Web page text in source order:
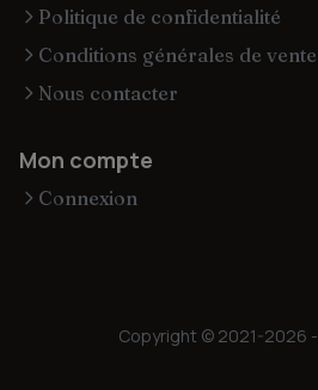
Politique de confidentialité
Conditions générales de vente
Nous contacter
Mon compte
Connexion
Copyright © 2021-2026 -